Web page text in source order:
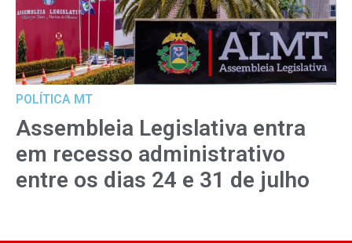
POLÍTICA MT
Assembleia Legislativa entra
em recesso administrativo
entre os dias 24 e 31 de julho